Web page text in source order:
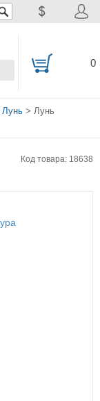
0
> Лунь
Код товара: 18638